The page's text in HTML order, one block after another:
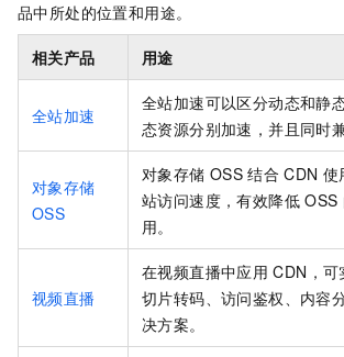
品中所处的位置和用途。
相关产品 用途
全站加速
全站加速可以区分动态和静
态资源分别加速，并且同时
对象存储
OSS
对象存储 OSS 结合 CDN 使
站访问速度，有效降低 OSS
用。
视频直播
在视频直播中应用 CDN，可
切片转码、访问鉴权、内容
决方案。